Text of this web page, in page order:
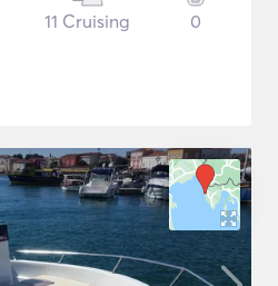
11 Cruising 0